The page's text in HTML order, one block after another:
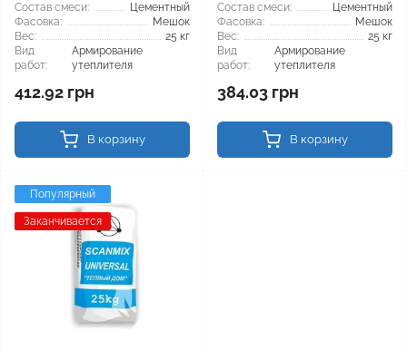
Состав смеси:
Цементный
Фасовка:
Мешок
Вес:
25 кг
Вид
работ:
Армирование
утеплителя
412.92 грн
В корзину
Состав смеси:
Цементный
Фасовка:
Мешок
Вес:
25 кг
Вид
работ:
Армирование
утеплителя
384.03 грн
В корзину
Популярный
Заканчивается